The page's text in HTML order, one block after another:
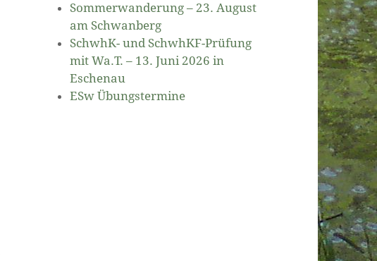
Sommerwanderung – 23. August
am Schwanberg
SchwhK- und SchwhKF-Prüfung
mit Wa.T. – 13. Juni 2026 in
Eschenau
ESw Übungstermine